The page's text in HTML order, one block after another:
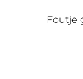
Foutje